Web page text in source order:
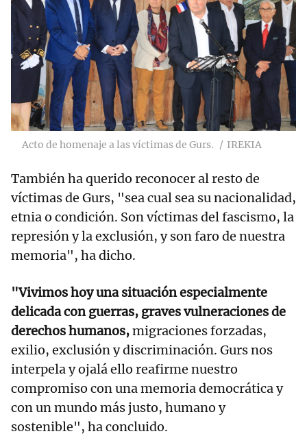
Acto de homenaje a las víctimas de Gurs. IREKIA
También ha querido reconocer al resto de
víctimas de Gurs, "sea cual sea su nacionalidad,
etnia o condición. Son víctimas del fascismo, la
represión y la exclusión, y son faro de nuestra
memoria", ha dicho.
"Vivimos hoy una situación especialmente
delicada con guerras, graves vulneraciones de
derechos humanos,migraciones forzadas,
exilio, exclusión y discriminación. Gurs nos
interpela y ojalá ello reafirme nuestro
compromiso con una memoria democrática y
con un mundo más justo, humano y
sostenible", ha concluido.